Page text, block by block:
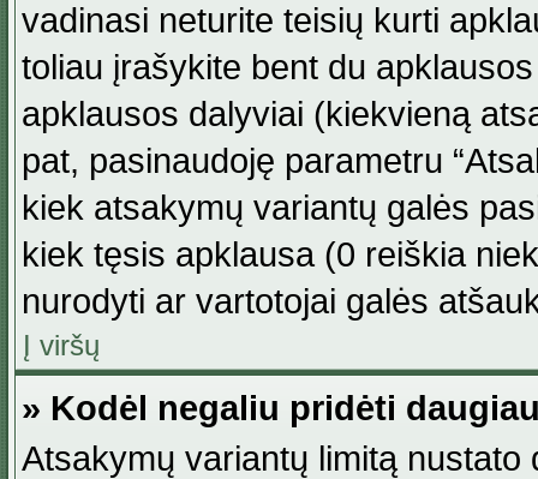
vadinasi neturite teisių kurti
toliau įrašykite bent du
apklausos dalyviai (kiekvieną
pat, pasinaudoję parametru
kiek atsakymų variantų galės
kiek tęsis apklausa (0 reiškia
nurodyti ar vartotojai galės
Į viršų
» Kodėl negaliu pridėti
Atsakymų variantų limitą